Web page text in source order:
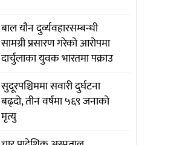
बाल यौन दुर्व्यवहारसम्बन्धी
सामग्री प्रसारण गरेको आरोपमा
दार्चुलाका युवक भारतमा पक्राउ
सुदूरपश्चिममा सवारी दुर्घटना
बढ्दो, तीन वर्षमा ५६९ जनाको
मृत्यु